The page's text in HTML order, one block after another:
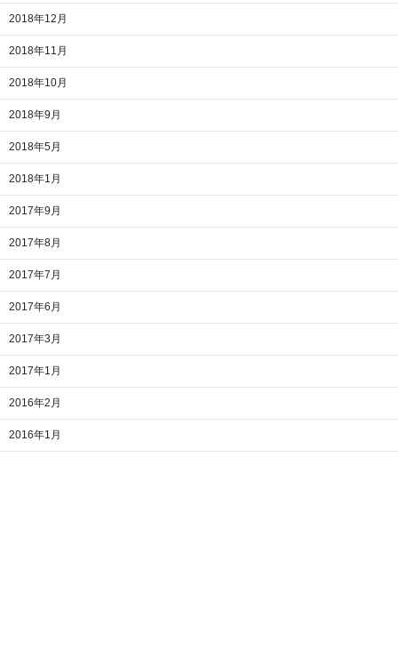
2018年12月
2018年11月
2018年10月
2018年9月
2018年5月
2018年1月
2017年9月
2017年8月
2017年7月
2017年6月
2017年3月
2017年1月
2016年2月
2016年1月